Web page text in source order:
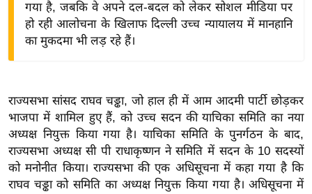
वि
शे
ष
ज्ञ
रा
य
गया है, जबकि वे अपने दल-बदल को लेकर सोशल मीडिया पर
हो रही आलोचना के खिलाफ दिल्ली उच्च न्यायालय में मानहानि
का मुकदमा भी लड़ रहे हैं।
राज्यसभा सांसद राघव चड्ढा, जो हाल ही में आम आदमी पार्टी छोड़कर
भाजपा में शामिल हुए हैं, को उच्च सदन की याचिका समिति का नया
अध्यक्ष नियुक्त किया गया है। याचिका समिति के पुनर्गठन के बाद,
राज्यसभा अध्यक्ष सी पी राधाकृष्णन ने समिति में सदन के 10 सदस्यों
को मनोनीत किया। राज्यसभा की एक अधिसूचना में कहा गया है कि
राघव चड्ढा को समिति का अध्यक्ष नियुक्त किया गया है। अधिसूचना में